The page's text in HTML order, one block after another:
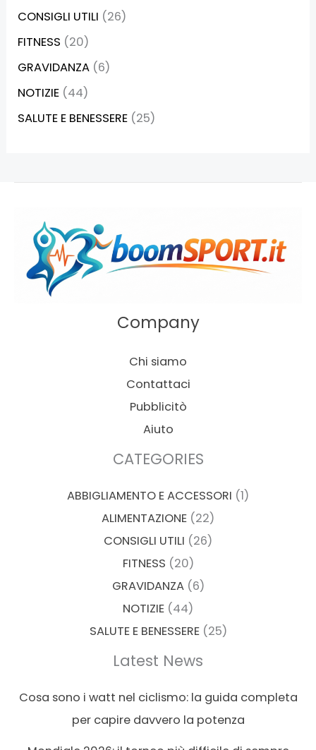
CONSIGLI UTILI (26)
FITNESS (20)
GRAVIDANZA (6)
NOTIZIE (44)
SALUTE E BENESSERE (25)
Company
Chi siamo
Contattaci
Pubblicitò
Aiuto
CATEGORIES
ABBIGLIAMENTO E ACCESSORI (1)
ALIMENTAZIONE (22)
CONSIGLI UTILI (26)
FITNESS (20)
GRAVIDANZA(6)
NOTIZIE (44)
SALUTE E BENESSERE(25)
Latest News
Cosa sono i watt nel ciclismo: la guida completa
per capire davvero la potenza